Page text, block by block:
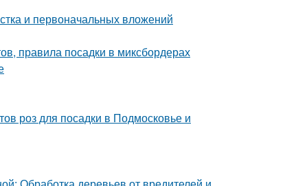
и первоначальных вложений
правила посадки в миксбордерах
роз для посадки в Подмосковье и